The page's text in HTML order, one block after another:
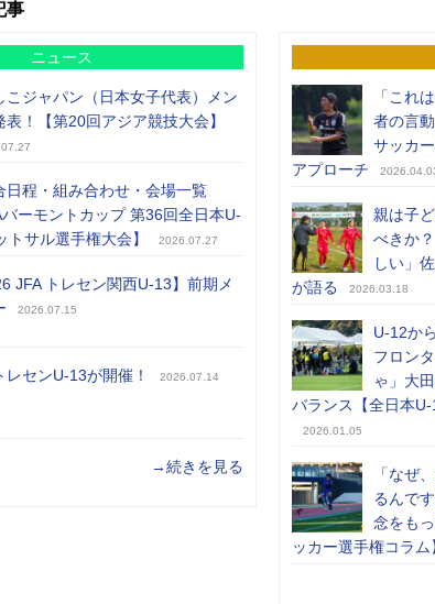
事
ニュース
こジャパン（日本女子代表）メン
表！【第20回アジア競技大会】
日程・組み合わせ・会場一覧
バーモントカップ 第36回全日本U-
トサル選手権大会】
2026.07.27
JFA トレセン関西U-13】前期メ
2026.07.15
レセンU-13が開催！ 2026.07.14
→続きを見る
「これ
者の言
サッカ
アプローチ
親は子
べきか
しい」
が語る
2026.03.18
U-12か
フロン
ゃ」大
バランス【全日本U-
2026.01.05
「なぜ
るんで
念をも
ッカー選手権コラム